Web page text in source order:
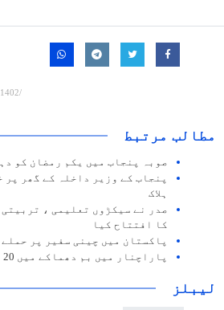
مطالب مرتبط
صوبہ پنجاب میں یکم رمضان کو
ہلاک
صدر نے سیکڑوں تعلیمی ،
کا افتتاح کیا
پاکستان میں چینی سفیر پر حملے
پاراچنار میں بم دھماکے میں 20 افراد شہید 50 زخمی
لیبلز